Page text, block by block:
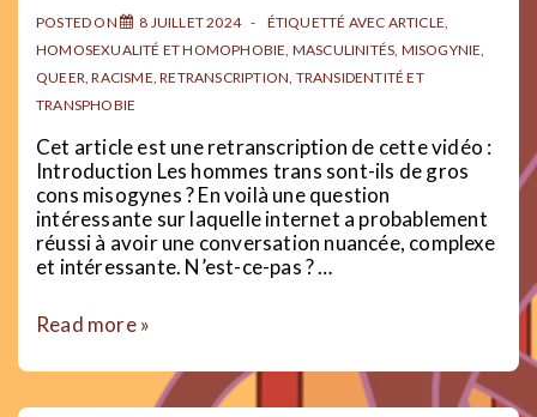
antipsychiatrie
POSTED ON 8 JUILLET 2024 ÉTIQUETTÉ AVEC ARTICLE,
HOMOSEXUALITÉ ET HOMOPHOBIE, MASCULINITÉS, MISOGYNIE,
QUEER,RACISME,RETRANSCRIPTION, TRANSIDENTITÉ ET
TRANSPHOBIE
Cet article est une retranscription de cette vidéo :
Introduction Les hommes trans sont-ils de gros
cons misogynes ? En voilà une question
intéressante sur laquelle internet a probablement
réussi à avoir une conversation nuancée, complexe
et intéressante. N’est-ce-pas ? …
TRANS
ARE
Read more »